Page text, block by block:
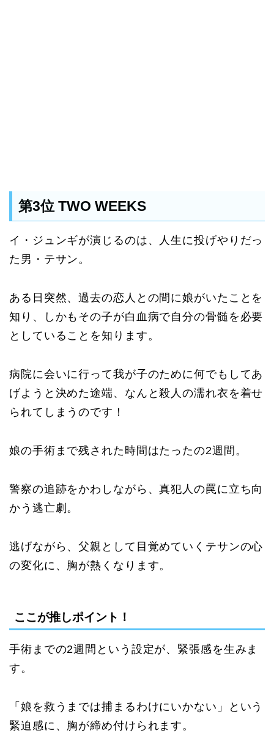
第3位 TWO WEEKS
イ・ジュンギが演じるのは、人生に投げやりだっ
た男・テサン。
ある日突然、過去の恋人との間に娘がいたことを
知り、しかもその子が白血病で自分の骨髄を必要
としていることを知ります。
病院に会いに行って我が子のために何でもしてあ
げようと決めた途端、なんと殺人の濡れ衣を着せ
られてしまうのです！
娘の手術まで残された時間はたったの2週間。
警察の追跡をかわしながら、真犯人の罠に立ち向
かう逃亡劇。
逃げながら、父親として目覚めていくテサンの心
の変化に、胸が熱くなります。
ここが推しポイント！
手術までの2週間という設定が、緊張感を生みま
す。
「娘を救うまでは捕まるわけにいかない」という
緊迫感に、胸が締め付けられます。